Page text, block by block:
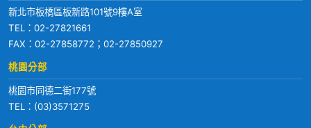
新北市板橋區板新路101號9樓A室
TEL： 02-27821661
FAX：02-27858772；02-27850927
桃園分部
桃園市同德二街177號
TEL： (03)3571275